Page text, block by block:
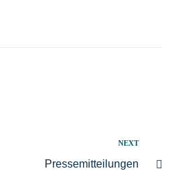
NEXT
Pressemitteilungen